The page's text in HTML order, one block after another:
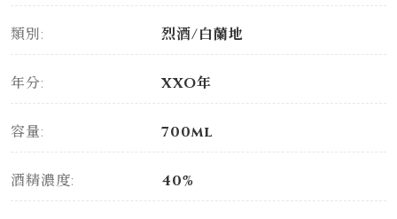
類別: 烈酒/白蘭地
年分: XXO年
容量: 700ml
酒精濃度: 40%